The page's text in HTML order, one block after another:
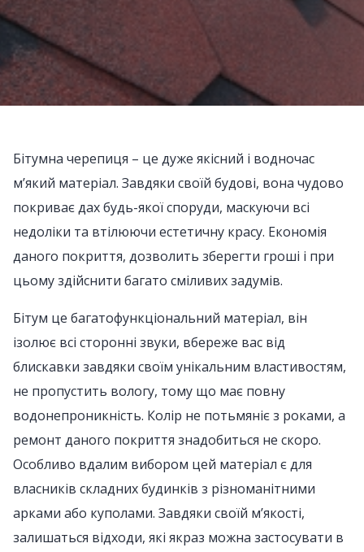
Бітумна черепиця – це дуже якісний і водночас
м’який матеріал. Завдяки своїй будові, вона чудово
покриває дах будь-якої споруди, маскуючи всі
недоліки та втілюючи естетичну красу. Економія
даного покриття, дозволить зберегти гроші і при
цьому здійснити багато сміливих задумів.
Бітум це багатофункціональний матеріал, він
ізолює всі сторонні звуки, вбереже вас від
блискавки завдяки своїм унікальним властивостям,
не пропустить вологу, тому що має повну
водонепроникність. Колір не потьмяніє з роками, а
ремонт даного покриття знадобиться не скоро.
Особливо вдалим вибором цей матеріал є для
власників складних будинків з різноманітними
арками або куполами. Завдяки своїй м’якості,
залишаться відходи, які якраз можна застосувати в